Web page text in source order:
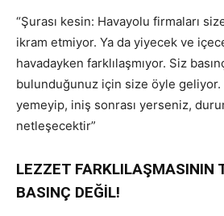
“Şurası kesin: Havayolu firmaları
ikram etmiyor. Ya da yiyecek ve
havadayken farklılaşmıyor. Siz
bulunduğunuz için size öyle
yemeyip, iniş sonrası yerseniz,
netleşecektir”
LEZZET FARKLILAŞMASININ
BASINÇ DEĞİL!